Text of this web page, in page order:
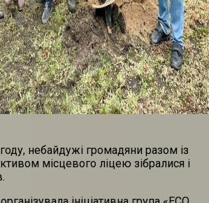
небайдужі громадяни разом із
місцевого ліцею зібралися і